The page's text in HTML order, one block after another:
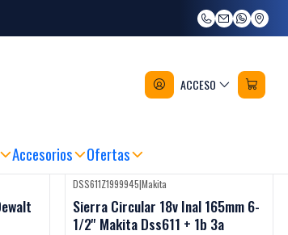
ACCESO
Accesorios Ofertas
-27%OFF
DSS611Z1999945|Makita
Sierra Circular 18v Inal 165mm 6-
1/2'' Makita Dss611 + 1b 3a